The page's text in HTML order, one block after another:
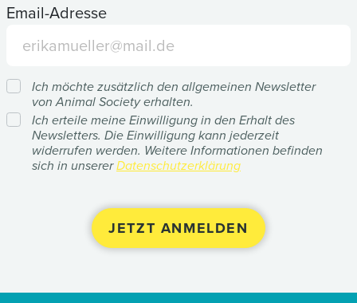
Email-Adresse
Ich möchte zusätzlich den allgemeinen Newsletter
von Animal Society erhalten.
Ich erteile meine Einwilligung in den Erhalt des
Newsletters. Die Einwilligung kann jederzeit
widerrufen werden. Weitere Informationen befinden
sich in unsererDatenschutzerklärung